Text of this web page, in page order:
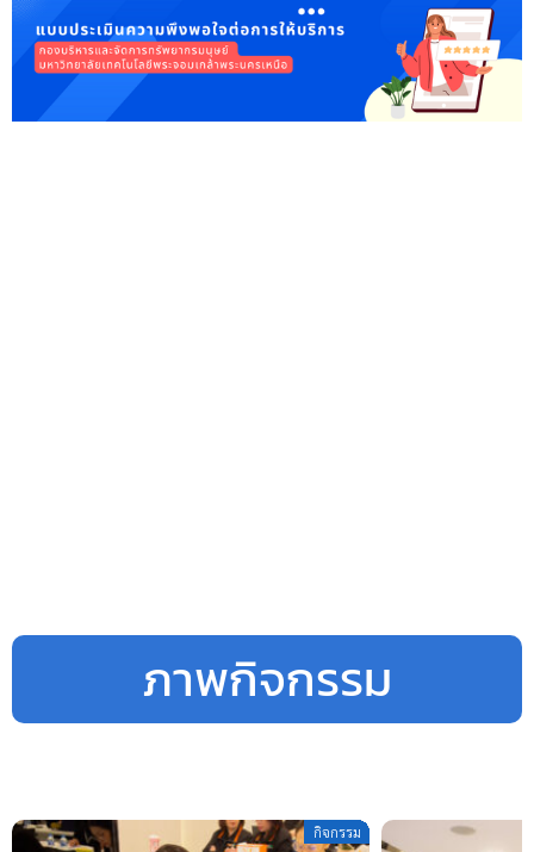
ภาพกิจกรรม
กิจกรรม